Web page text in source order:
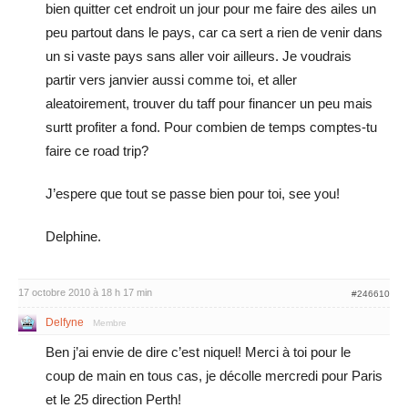
bien quitter cet endroit un jour pour me faire des ailes un
peu partout dans le pays, car ca sert a rien de venir dans
un si vaste pays sans aller voir ailleurs. Je voudrais
partir vers janvier aussi comme toi, et aller
aleatoirement, trouver du taff pour financer un peu mais
surtt profiter a fond. Pour combien de temps comptes-tu
faire ce road trip?
J’espere que tout se passe bien pour toi, see you!
Delphine.
17 octobre 2010 à 18 h 17 min #246610
Delfyne Membre
Ben j’ai envie de dire c’est niquel! Merci à toi pour le
coup de main en tous cas, je décolle mercredi pour Paris
et le 25 direction Perth!